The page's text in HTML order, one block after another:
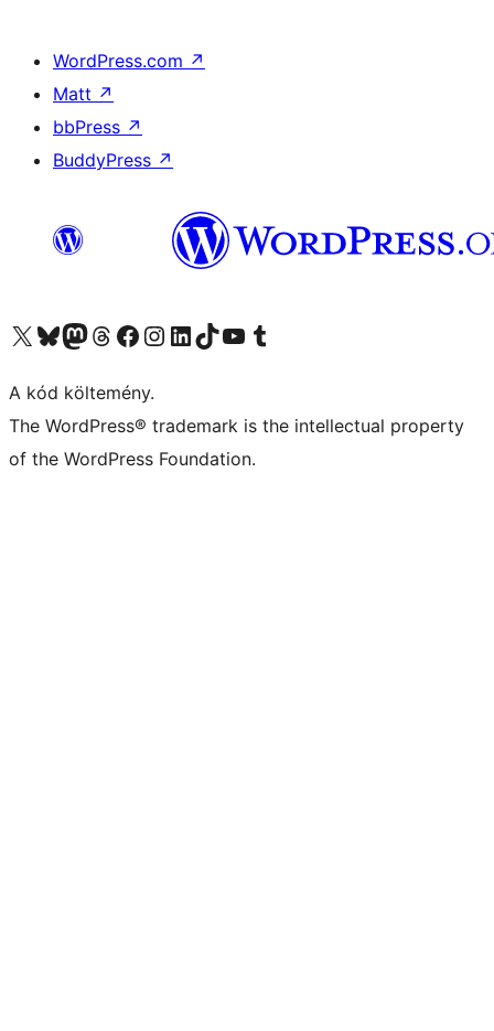
WordPress.com ↗
Matt ↗
bbPress ↗
BuddyPress ↗
Visit our X (formerly Twitter) account
Visit our Bluesky account
Twitter csatornánk
Visit our Threads account
Facebook oldalunk megtekintése
Visit our Instagram account
Visit our LinkedIn account
Visit our TikTok account
Visit our YouTube channel
Visit our Tumblr account
A kód költemény.
The WordPress® trademark is the intellectual property
of the WordPress Foundation.